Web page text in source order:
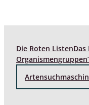
Die Roten Listen
Organismengruppen